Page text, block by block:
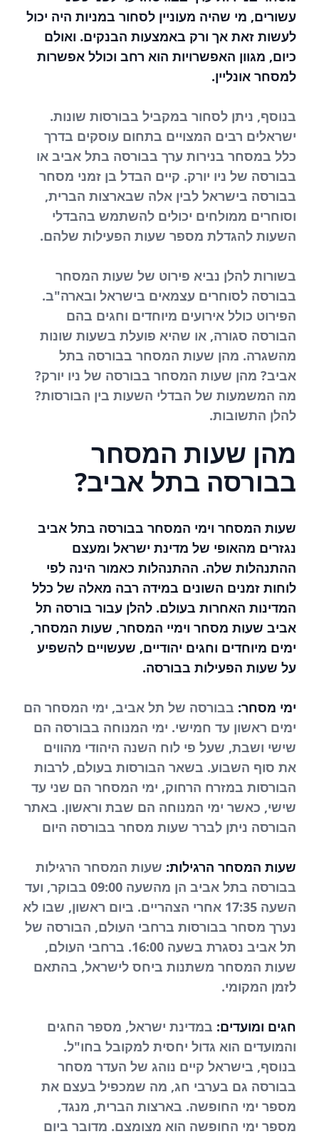
עשורים, מי שהיה מעוניין לסחור במניות היה יכול
לעשות זאת אך ורק באמצעות הבנקים. ואולם
כיום, מגוון האפשרויות הוא רחב וכולל אפשרות
למסחר אונליין.
בנוסף, ניתן לסחור במקביל בבורסות שונות.
ישראלים רבים המצויים בתחום עוסקים בדרך
כלל במסחר בנירות ערך בבורסה בתל אביב או
בבורסה של ניו יורק. קיים הבדל בן זמני מסחר
בבורסה בישראל לבין אלה שבארצות הברית,
וסוחרים ממולחים יכולים להשתמש בהבדלי
השעות להגדלת מספר שעות הפעילות שלהם.
בשורות להלן נביא פירוט של שעות המסחר
בבורסה לסוחרים עצמאים בישראל ובארה"ב.
הפירוט כולל אירועים מיוחדים וחגים בהם
הבורסה סגורה, או שהיא פועלת בשעות שונות
מהשגרה. מהן שעות המסחר בבורסה בתל
אביב? מהן שעות המסחר בבורסה של ניו יורק?
מה המשמעות של הבדלי השעות בין הבורסות?
להלן התשובות.
מהן שעות המסחר
בבורסה בתל אביב?
שעות המסחר וימי המסחר בבורסה בתל אביב
נגזרים מהאופי של מדינת ישראל ומעצם
ההתנהלות שלה. ההתנהלות כאמור הינה לפי
לוחות זמנים השונים במידה רבה מאלה של כלל
המדינות האחרות בעולם. להלן עבור בורסה תל
אביב שעות מסחר וימיי המסחר, שעות המסחר,
ימים מיוחדים וחגים יהודיים, שעשויים להשפיע
על שעות הפעילות בבורסה.
ימי מסחר: בבורסה של תל אביב, ימי המסחר הם
ימים ראשון עד חמישי. ימי המנוחה בבורסה הם
שישי ושבת, שעל פי לוח השנה היהודי מהווים
את סוף השבוע. בשאר הבורסות בעולם, לרבות
הבורסות במזרח הרחוק, ימי המסחר הם שני עד
שישי, כאשר ימי המנוחה הם שבת וראשון. באתר
הבורסה ניתן לברר שעות מסחר בבורסה היום
שעות המסחר הרגילות: שעות המסחר הרגילות
בבורסה בתל אביב הן מהשעה 09:00 בבוקר, ועד
השעה 17:35 אחרי הצהריים. ביום ראשון, שבו לא
נערך מסחר בבורסות ברחבי העולם, הבורסה של
תל אביב נסגרת בשעה 16:00. ברחבי העולם,
שעות המסחר משתנות ביחס לישראל, בהתאם
לזמן המקומי.
חגים ומועדים: במדינת ישראל, מספר החגים
והמועדים הוא גדול יחסית למקובל בחו"ל.
בנוסף, בישראל קיים נוהג של העדר מסחר
בבורסה גם בערבי חג, מה שמכפיל בעצם את
מספר ימי החופשה. בארצות הברית, מנגד,
מספר ימי החופשה הוא מצומצם. מדובר ביום